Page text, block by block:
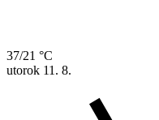
37/21 °C
utorok 11. 8.